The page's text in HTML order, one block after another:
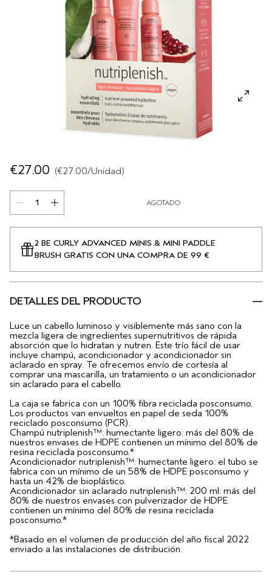
SÉRUM PARA EL CABELLO
CUERO CABELLUDO SENSIBLE
ROSEMAR‍Y MIN‍T
PURE ABUNDANCE
TODAS LAS COLECCIONES
€27.00 €27.00/Unidad
AGOTADO
2 BE CURLY ADVANCED MINIS & MINI PADDLE
BRUSH GRATIS CON UNA COMPRA DE 99 €
DETALLES DEL PRODUCTO
Luce un cabello luminoso y visiblemente más sano con la
mezcla ligera de ingredientes supernutritivos de rápida
absorción que lo hidratan y nutren. Este trío fácil de usar
incluye champú, acondicionador y acondicionador sin
aclarado en spray. Te ofrecemos envío de cortesía al
comprar una mascarilla, un tratamiento o un acondicionador
sin aclarado para el cabello.
La caja se fabrica con un 100% fibra reciclada posconsumo.
Los productos van envueltos en papel de seda 100%
reciclado posconsumo (PCR).
Champú nutriplenish™: humectante ligero: más del 80% de
nuestros envases de HDPE contienen un mínimo del 80% de
resina reciclada posconsumo.*
Acondicionador nutriplenish™: humectante ligero: el tubo se
fabrica con un mínimo de un 58% de HDPE posconsumo y
hasta un 42% de bioplástico.
Acondicionador sin aclarado nutriplenish™: 200 ml: más del
80% de nuestros envases con pulverizador de HDPE
contienen un mínimo del 80% de resina reciclada
posconsumo.*
*Basado en el volumen de producción del año fiscal 2022
enviado a las instalaciones de distribución.